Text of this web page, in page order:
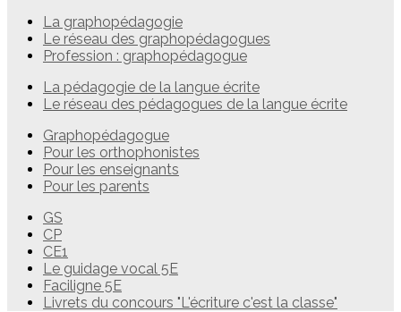
La graphopédagogie
Le réseau des graphopédagogues
Profession : graphopédagogue
La pédagogie de la langue écrite
Le réseau des pédagogues de la langue écrite
Graphopédagogue
Pour les orthophonistes
Pour les enseignants
Pour les parents
GS
CP
CE1
Le guidage vocal 5E
Faciligne 5E
Livrets du concours "L'écriture c'est la classe"